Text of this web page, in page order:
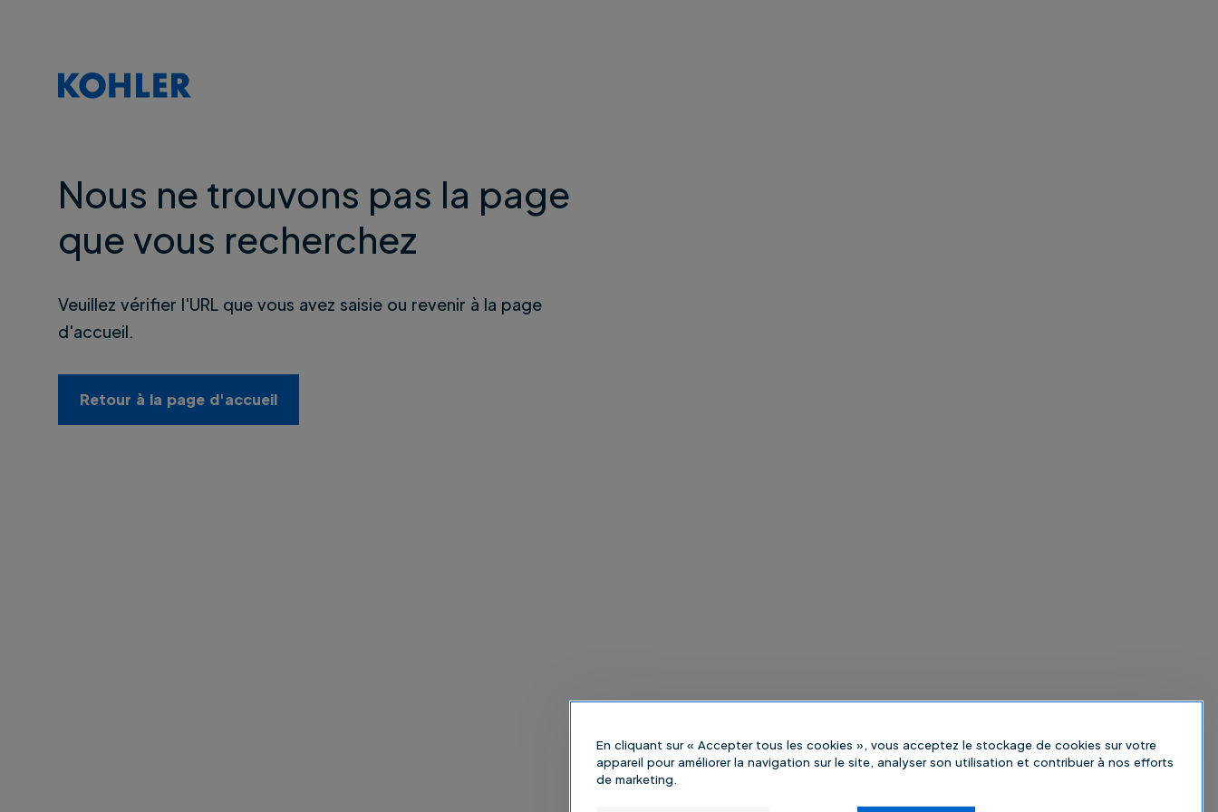
Nous ne trouvons pas la page
que vous recherchez
Veuillez vérifier l'URL que vous avez saisie ou revenir à la page
d'accueil.
Retour à la page d'accueil
En cliquant sur « Accepter tous les cookies », vous acceptez le stockage de cookies sur votre
appareil pour améliorer la navigation sur le site, analyser son utilisation et contribuer à nos efforts
de marketing.